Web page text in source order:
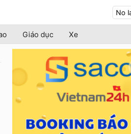
Giáo dục Xe